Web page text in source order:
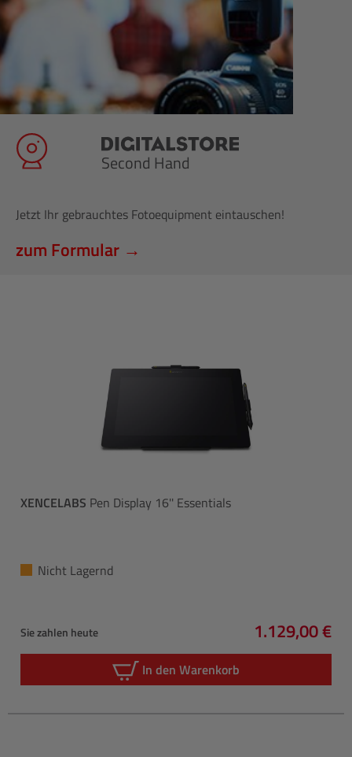
Second Hand
Jetzt Ihr gebrauchtes Fotoequipment eintauschen!
zum Formular →
XENCELABS Pen Display 16'' Essentials
Nicht Lagernd
Sie zahlen heute
Regulärer
1.129,00 €
In den Warenkorb